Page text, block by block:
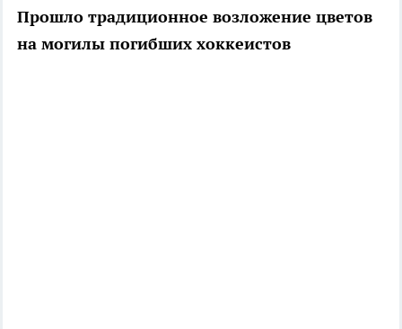
Прошло традиционное возложение цветов
на могилы погибших хоккеистов